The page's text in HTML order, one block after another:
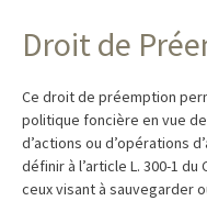
Droit de
Ce droit de préemption
politique foncière en vue
d’actions ou d’opérations
définir à l’article L. 300-1 du
ceux visant à sauvegarder